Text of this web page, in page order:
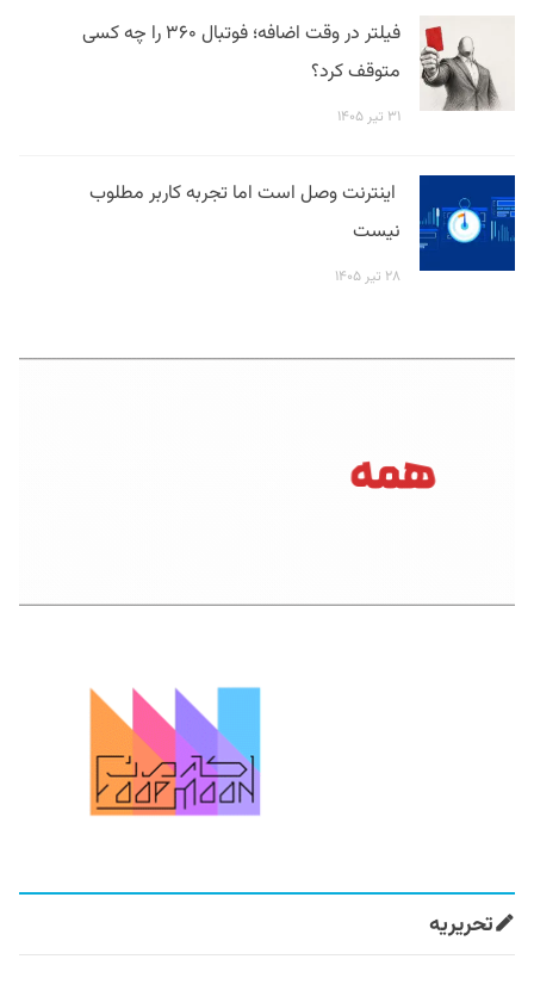
فیلتر در وقت اضافه؛ فوتبال ۳۶۰ را چه کسی
متوقف کرد؟
۳۱ تیر ۱۴۰۵
اینترنت وصل است اما تجربه کاربر مطلوب
نیست
۲۸ تیر ۱۴۰۵
تحریریه